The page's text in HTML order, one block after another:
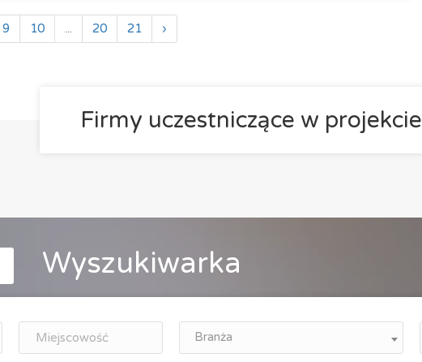
9 10 ... 20 21 ›
Firmy uczestniczące w projekcie
Wyszukiwarka
Branża